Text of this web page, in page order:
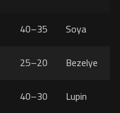
40–35
Soya
25–20
Bezelye
40–30 Lupin